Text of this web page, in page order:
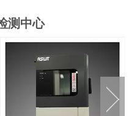
测中心